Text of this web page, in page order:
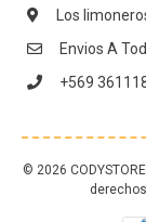
Los
Envios A
+569
© 2026